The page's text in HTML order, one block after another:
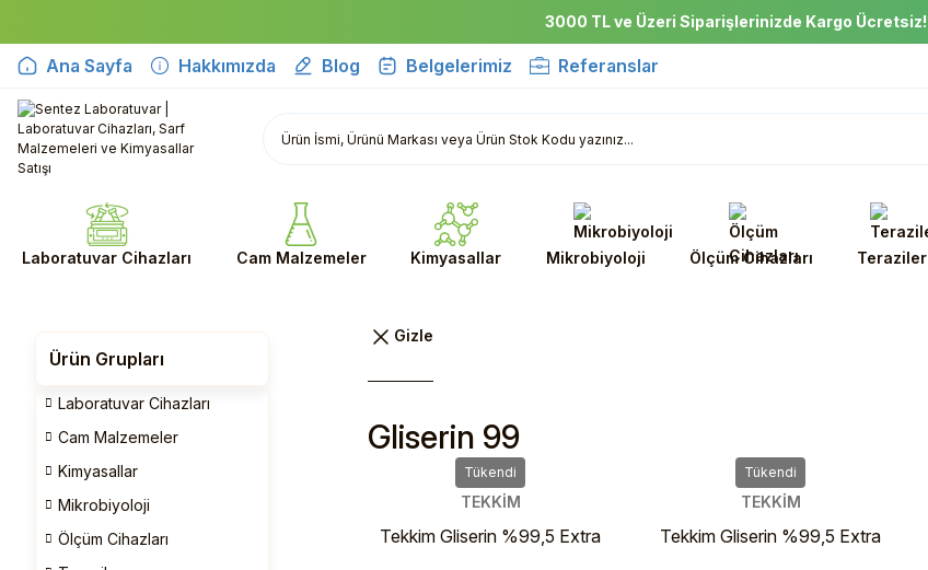
3000 TL ve Üzeri Siparişlerinizde Kargo Ücretsiz!
Ana Sayfa Hakkımızda Blog Belgelerimiz Referanslar
Laboratuvar Cihazları Cam Malzemeler Kimyasallar Mikrobiyoloji Ölçüm Cihazları Teraziler
Ürün Grupları
Laboratuvar Cihazları
Cam Malzemeler
Kimyasallar
Mikrobiyoloji
Ölçüm Cihazları
Gliserin 99
Tükendi
TEKKİM
Tekkim Gliserin %99,5 Extra
Tükendi
TEKKİM
Tekkim Gliserin %99,5 Extra